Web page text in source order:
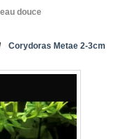
douce
Corydoras Metae 2-3cm